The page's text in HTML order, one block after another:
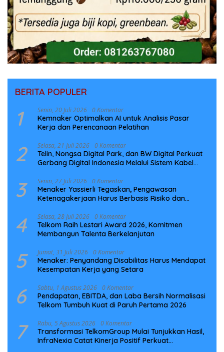
BERITA POPULER
1 Senin, 20 Juli 2026 0 Komentar
Kemnaker Optimalkan AI untuk Analisis Pasar
Kerja dan Perencanaan Pelatihan
2 Selasa, 21 Juli 2026 0 Komentar
Telin, Nongsa Digital Park, dan BW Digital Perkuat
Gerbang Digital Indonesia Melalui Sistem Kabel
3 Senin, 27 Juli 2026 0 Komentar
Menaker Yassierli Tegaskan, Pengawasan
Ketenagakerjaan Harus Berbasis Risiko dan
4 Selasa, 28 Juli 2026 0 Komentar
Telkom Raih Lestari Award 2026, Komitmen
Membangun Talenta Berkelanjutan
5 Jumat, 31 Juli 2026 0 Komentar
Menaker: Penyandang Disabilitas Harus Mendapat
Kesempatan Kerja yang Setara
6 Sabtu, 1 Agustus 2026 0 Komentar
Pendapatan, EBITDA, dan Laba Bersih Normalisasi
Telkom Tumbuh Kuat di Paruh Pertama 2026
7 Rabu, 5 Agustus 2026 0 Komentar
Transformasi TelkomGroup Mulai Tunjukkan Hasil,
InfraNexia Catat Kinerja Positif Perkuat